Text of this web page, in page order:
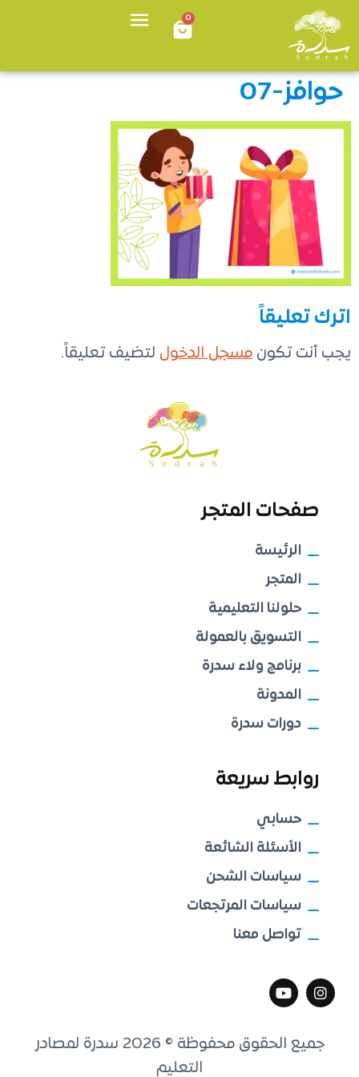
0
حوافز-07
اترك تعليقاً
يجب أنت تكون مسجل الدخول لتضيف تعليقاً.
صفحات المتجر
الرئيسة
المتجر
حلولنا التعليمية
التسويق بالعمولة
برنامج ولاء سدرة
المدونة
دورات سدرة
روابط سريعة
حسابي
الأسئلة الشائعة
سياسات الشحن
سياسات المرتجعات
تواصل معنا
جميع الحقوق محفوظة © 2026 سدرة لمصادر
التعليم